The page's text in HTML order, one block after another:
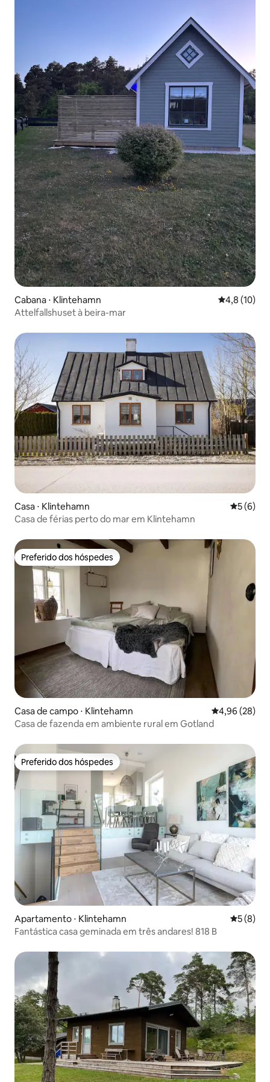
Cabana ⋅ Klintehamn 4,8 de uma
4,8 (10)
Attelfallshuset à beira-mar
Casa ⋅ Klintehamn 5 de
5 (6)
Casa de férias perto do mar em Klintehamn
Preferido dos hóspedes
Preferido dos hóspedes
Casa de campo ⋅ Klintehamn 4,96 de uma
4,96 (28)
Casa de fazenda em ambiente rural em Gotland
Preferido dos hóspedes
Preferido dos hóspedes
Apartamento ⋅ Klintehamn 5 de
5 (8)
Fantástica casa geminada em três andares! 818 B